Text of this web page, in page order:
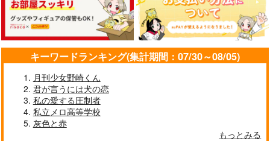
キーワードランキング(集計期間：07/30～08/05)
月刊少女野崎くん
君が言うには犬の恋
私の愛する圧制者
私立メロ高等学校
灰色と赤
もっとみる